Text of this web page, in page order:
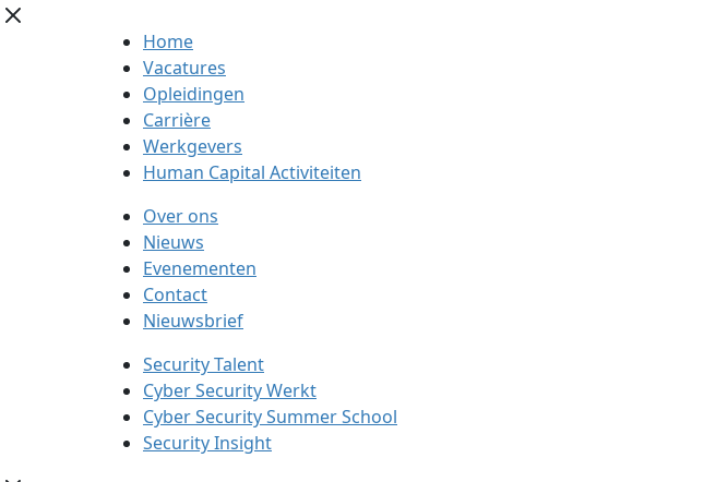
Home
Vacatures
Opleidingen
Carrière
Werkgevers
Human Capital Activiteiten
Over ons
Nieuws
Evenementen
Contact
Nieuwsbrief
Security Talent
Cyber Security Werkt
Cyber Security Summer School
Security Insight